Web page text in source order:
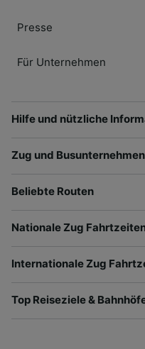
Presse
Für Unternehmen
Hilfe und nützliche
Zug und Busunternehmen
Beliebte Routen
Nationale Zug
Internationale Zug
Top Reiseziele &